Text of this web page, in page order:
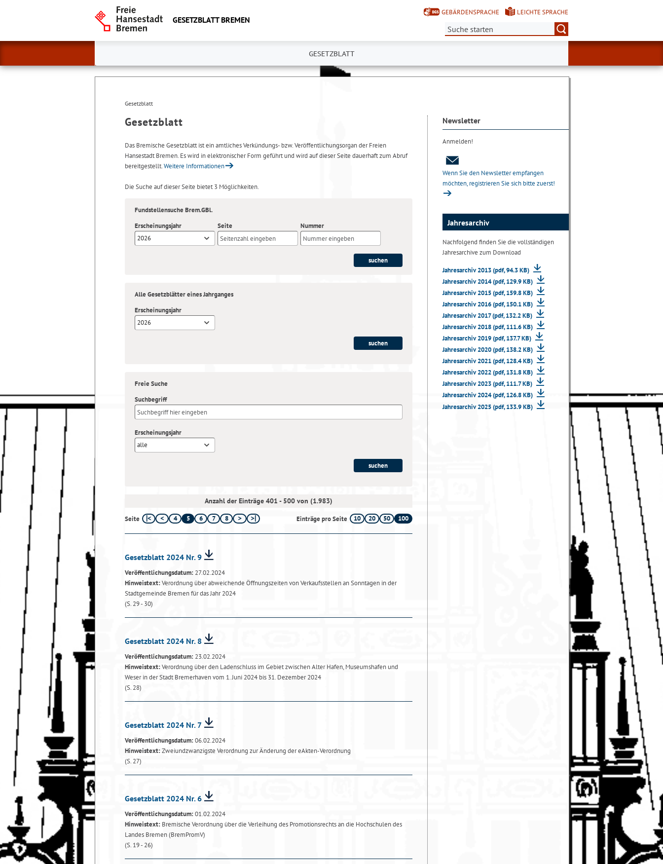
GESETZBLATT BREMEN
GEBÄRDENSPRACHE
LEICHTE SPRACHE
Suche:
GESETZBLATT
Gesetzblatt
Gesetzblatt
Das Bremische Gesetzblatt ist ein amtliches Verkündungs- bzw. Veröffentlichungsorgan der Freien
Hansestadt Bremen. Es wird in elektronischer Form geführt und wird auf dieser Seite dauerhaft zum Abruf
bereitgestellt.Weitere Informationen
Die Suche auf dieser Seite bietet 3 Möglichkeiten.
Fundstellensuche Brem.GBl.
Erscheinungsjahr
2026
Seite Nummer
Alle Gesetzblätter eines Jahrganges
Erscheinungsjahr
2026
Freie Suche
Suchbegriff
Erscheinungsjahr
alle
Anzahl der Einträge 401 - 500 von (1.983)
Seite 4 5 6 7 8 Einträge pro Seite 10 20 50 100
Gesetzblatt 2024 Nr. 9
Veröffentlichungsdatum: 27.02.2024
Hinweistext:Verordnung über abweichende Öffnungszeiten von Verkaufsstellen an Sonntagen in der
Stadtgemeinde Bremen für das Jahr 2024
(S. 29 - 30)
Gesetzblatt 2024 Nr. 8
Veröffentlichungsdatum: 23.02.2024
Hinweistext:Verordnung über den Ladenschluss im Gebiet zwischen Alter Hafen, Museumshafen und
Weser in der Stadt Bremerhaven vom 1. Juni 2024 bis 31. Dezember 2024
(S. 28)
Gesetzblatt 2024 Nr. 7
Veröffentlichungsdatum:06.02.2024
Hinweistext:Zweiundzwanzigste Verordnung zur Änderung der eAkten-Verordnung
(S. 27)
Gesetzblatt 2024 Nr. 6
Veröffentlichungsdatum:01.02.2024
Hinweistext: Bremische Verordnung über die Verleihung des Promotionsrechts an die Hochschulen des
Landes Bremen (BremPromV)
(S. 19 - 26)
Newsletter
Anmelden!
Wenn Sie den Newsletter empfangen
möchten, registrieren Sie sich bitte zuerst!
Jahresarchiv
Nachfolgend finden Sie die vollständigen
Jahresarchive zum Download
Jahresarchiv 2013 (pdf, 94.3 KB)
Jahresarchiv 2014 (pdf, 129.9 KB)
Jahresarchiv 2015 (pdf, 159.8 KB)
Jahresarchiv 2016 (pdf, 150.1 KB)
Jahresarchiv 2017 (pdf, 132.2 KB)
Jahresarchiv 2018 (pdf, 111.6 KB)
Jahresarchiv 2019 (pdf, 137.7 KB)
Jahresarchiv 2020 (pdf, 138.2 KB)
Jahresarchiv 2021 (pdf, 128.4 KB)
Jahresarchiv 2022 (pdf, 131.8 KB)
Jahresarchiv 2023 (pdf, 111.7 KB)
Jahresarchiv 2024 (pdf, 126.8 KB)
Jahresarchiv 2025 (pdf, 133.9 KB)